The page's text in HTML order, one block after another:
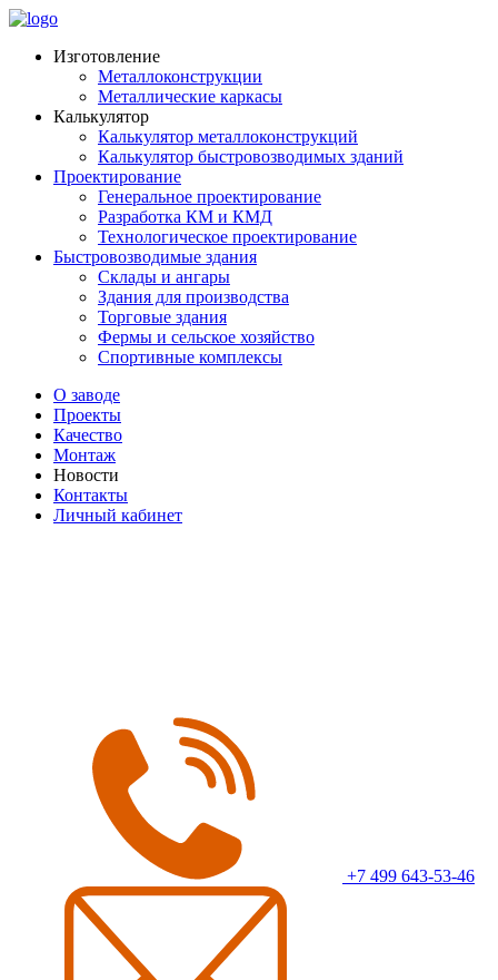
Изготовление
Металлоконструкции
Металлические каркасы
Калькулятор
Калькулятор металлоконструкций
Калькулятор быстровозводимых зданий
Проектирование
Генеральное проектирование
Разработка КМ и КМД
Технологическое проектирование
Быстровозводимые здания
Склады и ангары
Здания для производства
Торговые здания
Фермы и сельское хозяйство
Спортивные комплексы
О заводе
Проекты
Качество
Монтаж
Новости
Контакты
Личный кабинет
+7 499 643-53-46